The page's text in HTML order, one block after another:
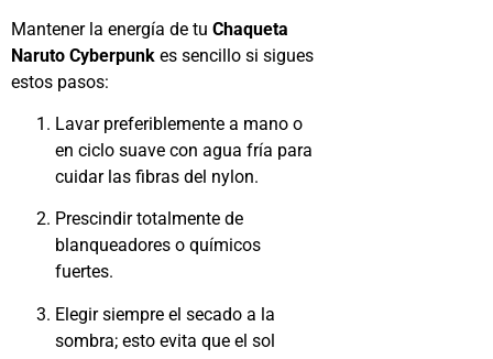
Mantener la energía de tu Chaqueta
Naruto Cyberpunk es sencillo si sigues
estos pasos:
Lavar preferiblemente a mano o
en ciclo suave con agua fría para
cuidar las fibras del nylon.
Prescindir totalmente de
blanqueadores o químicos
fuertes.
Elegir siempre el secado a la
sombra; esto evita que el sol